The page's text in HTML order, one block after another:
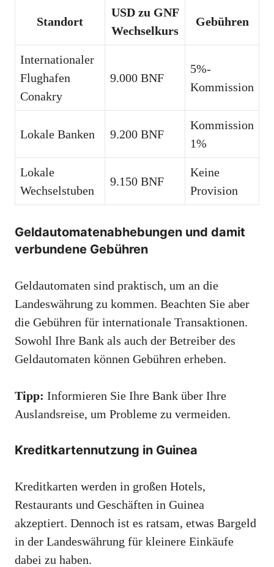
Standort
USD zu GNF
Wechselkurs
Gebühren
Internationaler
Flughafen
Conakry
9.000 BNF
5%-
Kommission
Lokale Banken 9.200 BNF
Kommission
1%
Lokale
Wechselstuben
9.150 BNF
Keine
Provision
Geldautomatenabhebungen und damit
verbundene Gebühren
Geldautomaten sind praktisch, um an die
Landeswährung zu kommen. Beachten Sie aber
die Gebühren für internationale Transaktionen.
Sowohl Ihre Bank als auch der Betreiber des
Geldautomaten können Gebühren erheben.
Tipp: Informieren Sie Ihre Bank über Ihre
Auslandsreise, um Probleme zu vermeiden.
Kreditkartennutzung in Guinea
Kreditkarten werden in großen Hotels,
Restaurants und Geschäften in Guinea
akzeptiert. Dennoch ist es ratsam, etwas Bargeld
in der Landeswährung für kleinere Einkäufe
dabei zu haben.